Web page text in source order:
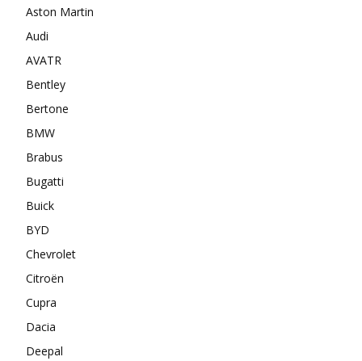
Aston Martin
Audi
AVATR
Bentley
Bertone
BMW
Brabus
Bugatti
Buick
BYD
Chevrolet
Citroën
Cupra
Dacia
Deepal